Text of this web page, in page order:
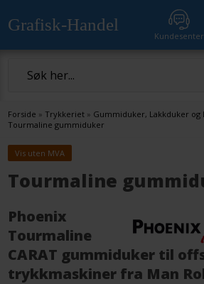
Grafisk-Handel
Kundesenter
Forside » Trykkeriet » Gummiduker, Lakkduker og
Tourmaline gummiduker
Vis uten MVA
Tourmaline
Phoenix
Tourmaline
CARAT gummiduker til
trykkmaskiner fra Man